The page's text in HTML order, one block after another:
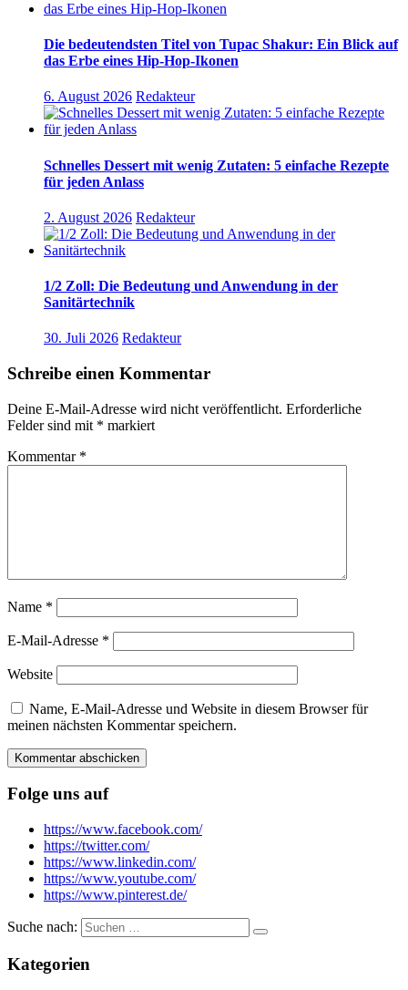
Die bedeutendsten Titel von Tupac Shakur: Ein Blick auf
das Erbe eines Hip-Hop-Ikonen
6. August 2026 Redakteur
Schnelles Dessert mit wenig Zutaten: 5 einfache Rezepte
für jeden Anlass
2. August 2026 Redakteur
1/2 Zoll: Die Bedeutung und Anwendung in der
Sanitärtechnik
30. Juli 2026 Redakteur
Schreibe einen Kommentar
Deine E-Mail-Adresse wird nicht veröffentlicht. Erforderliche
Felder sind mit * markiert
Kommentar *
Name *
E-Mail-Adresse *
Website
Name, E-Mail-Adresse und Website in diesem Browser für
meinen nächsten Kommentar speichern.
Folge uns auf
https://www.facebook.com/
https://twitter.com/
https://www.linkedin.com/
https://www.youtube.com/
https://www.pinterest.de/
Suche nach:
Kategorien